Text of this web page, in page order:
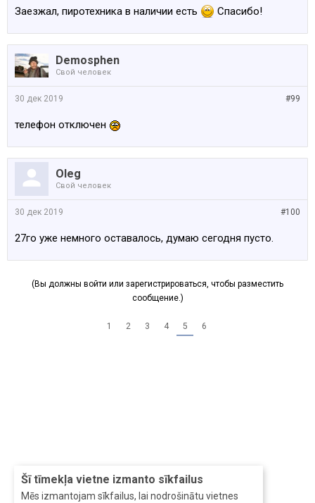
Šī tīmekļa vietne izmanto sīkfailus
Mēs izmantojam sīkfailus, lai nodrošinātu vietnes
Заезжал, пиротехника в наличии есть Спасибо!
Demosphen
Свой человек
#99
30 дек 2019
телефон отключен
Oleg
Свой человек
#100
30 дек 2019
27го уже немного оставалось, думаю сегодня пусто.
(Вы должны войти или зарегистрироваться, чтобы разместить
сообщение.)
1 2 3 4 5 6